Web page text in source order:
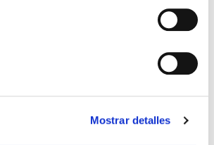
Mostrar detalles
nuevas estructuras familiares.